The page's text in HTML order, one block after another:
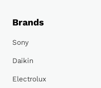
Brands
Sony
Daikin
Electrolux